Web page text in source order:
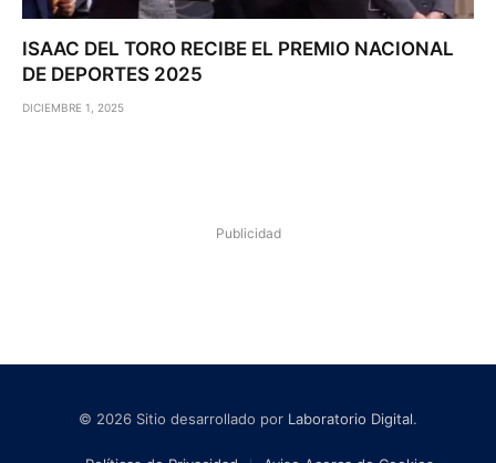
ISAAC DEL TORO RECIBE EL PREMIO NACIONAL
DE DEPORTES 2025
DICIEMBRE 1, 2025
Publicidad
© 2026 Sitio desarrollado por Laboratorio Digital.